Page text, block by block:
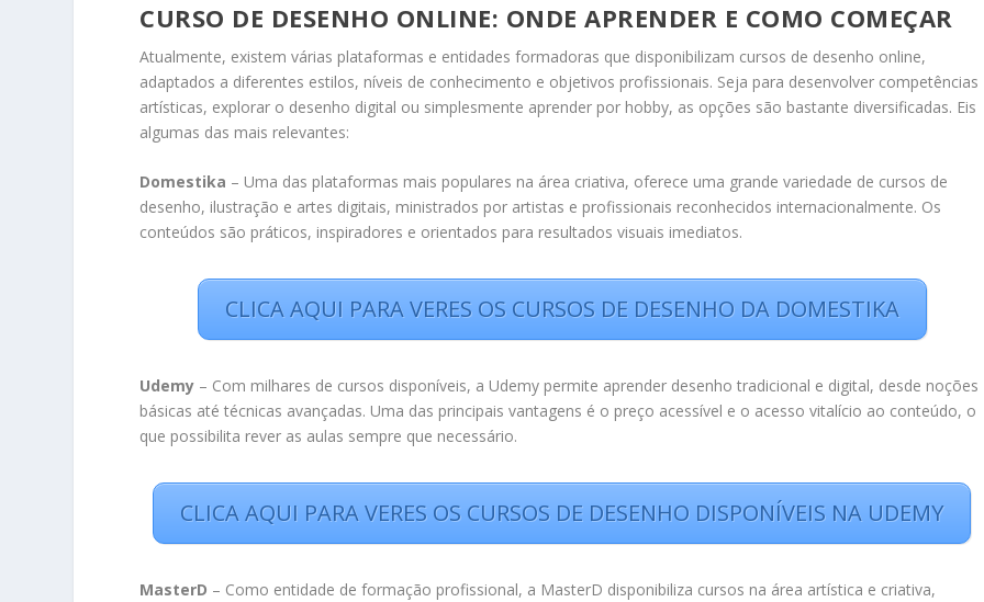
CURSO DE DESENHO ONLINE: ONDE APRENDER E COMO COMEÇAR
Atualmente, existem várias plataformas e entidades formadoras que disponibilizam cursos de desenho online,
adaptados a diferentes estilos, níveis de conhecimento e objetivos profissionais. Seja para desenvolver competências
artísticas, explorar o desenho digital ou simplesmente aprender por hobby, as opções são bastante diversificadas. Eis
algumas das mais relevantes:
Domestika – Uma das plataformas mais populares na área criativa, oferece uma grande variedade de cursos de
desenho, ilustração e artes digitais, ministrados por artistas e profissionais reconhecidos internacionalmente. Os
conteúdos são práticos, inspiradores e orientados para resultados visuais imediatos.
CLICA AQUI PARA VERES OS CURSOS DE DESENHO DA DOMESTIKA
Udemy – Com milhares de cursos disponíveis, a Udemy permite aprender desenho tradicional e digital, desde noções
básicas até técnicas avançadas. Uma das principais vantagens é o preço acessível e o acesso vitalício ao conteúdo, o
que possibilita rever as aulas sempre que necessário.
CLICA AQUI PARA VERES OS CURSOS DE DESENHO DISPONÍVEIS NA UDEMY
MasterD – Como entidade de formação profissional, a MasterD disponibiliza cursos na área artística e criativa,